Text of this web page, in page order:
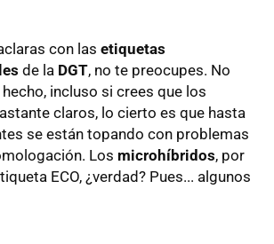
con las etiquetas
de la DGT, no te preocupes. No
incluso si crees que los
claros, lo cierto es que hasta
se están topando con problemas
Los microhíbridos, por
ECO, ¿verdad? Pues... algunos